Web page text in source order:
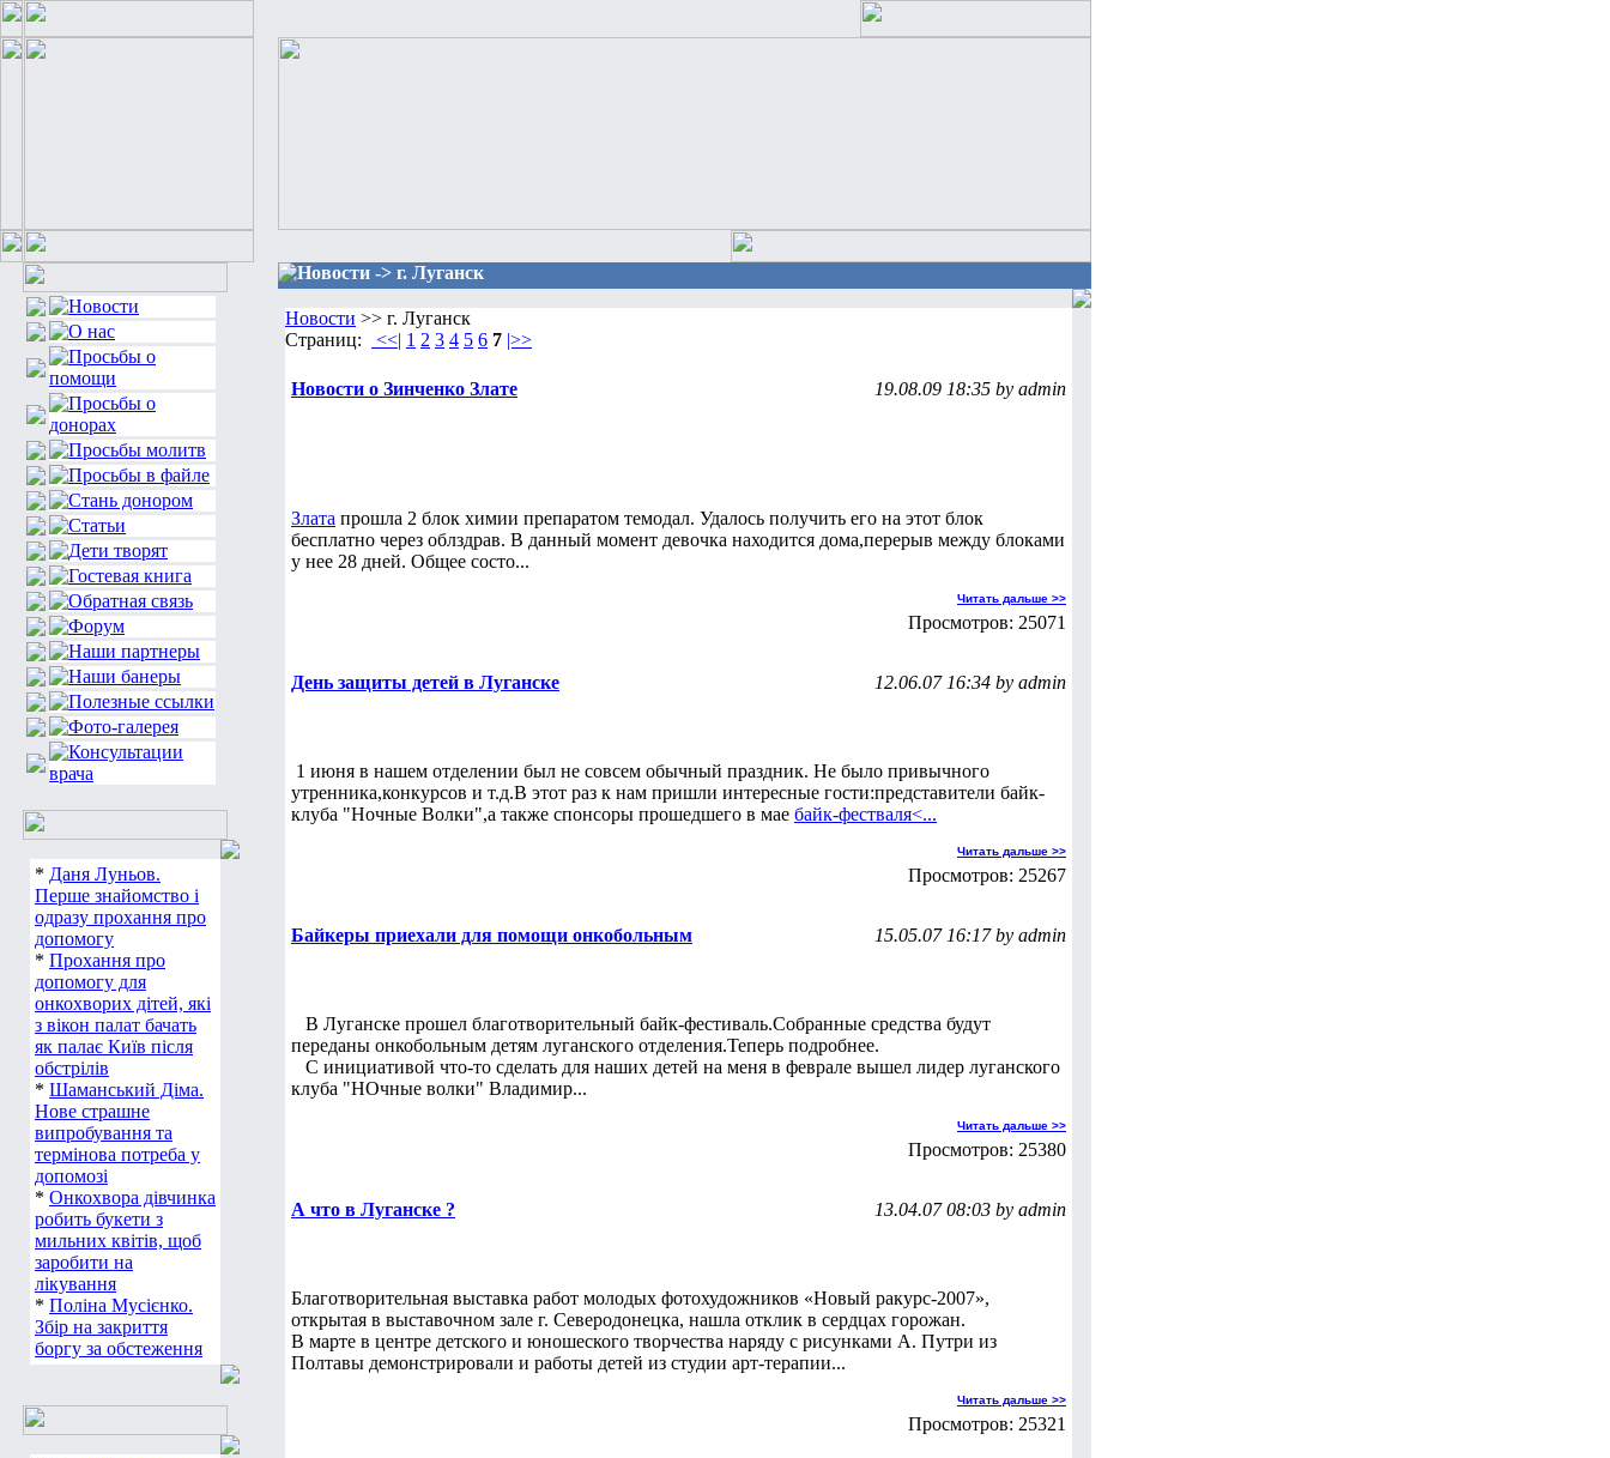
* Даня Луньов.
Перше знайомство і
одразу прохання про
допомогу
* Прохання про
допомогу для
онкохворих дітей, які
з вікон палат бачать
як палає Київ після
обстрілів
* Шаманський Діма.
Нове страшне
випробування та
термінова потреба у
допомозі
* Онкохвора дівчинка
робить букети з
мильних квітів, щоб
заробити на
лікування
* Поліна Мусієнко.
Збір на закриття
боргу за обстеження
Новости -> г. Луганск
Новости >> г. Луганск
Страниц:
<<| 1 2 3 4 5 6 7 |>>
Новости о Зинченко Злате 19.08.09 18:35 by admin
Злата прошла 2 блок химии препаратом темодал. Удалось получить его на этот блок
бесплатно через облздрав. В данный момент девочка находится дома,перерыв между блоками
у нее 28 дней. Общее состо...
Читать дальше >>
Просмотров: 25071
День защиты детей в Луганске 12.06.07 16:34 by admin
1 июня в нашем отделении был не совсем обычный праздник. Не было привычного
утренника,конкурсов и т.д.В этот раз к нам пришли интересные гости:представители байк-
клуба "Ночные Волки",а также спонсоры прошедшего в мае байк-фестваля<...
Читать дальше >>
Просмотров: 25267
Байкеры приехали для помощи онкобольным 15.05.07 16:17 by admin
В Луганске прошел благотворительный байк-фестиваль.Собранные средства будут
переданы онкобольным детям луганского отделения.Теперь подробнее.
С инициативой что-то сделать для наших детей на меня в феврале вышел лидер луганского
клуба "НОчные волки" Владимир...
Читать дальше >>
Просмотров: 25380
А что в Луганске ? 13.04.07 08:03 by admin
Благотворительная выставка работ молодых фотохудожников «Новый ракурс-2007»,
открытая в выставочном зале г. Северодонецка, нашла отклик в сердцах горожан.
В марте в центре детского и юношеского творчества наряду с рисунками А. Путри из
Полтавы демонстрировали и работы детей из студии арт-терапии...
Читать дальше >>
Просмотров: 25321